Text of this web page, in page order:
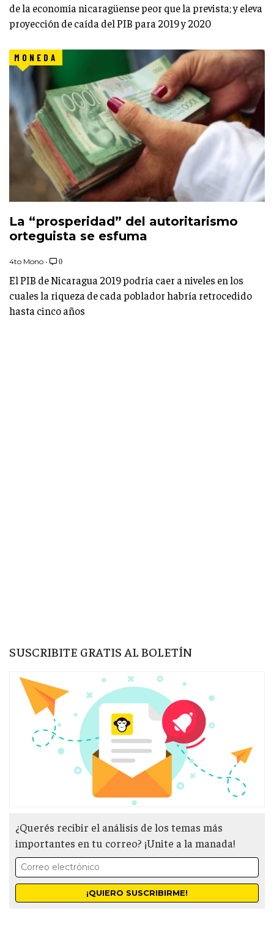
de la economía nicaragüense peor que la prevista; y eleva
proyección de caída del PIB para 2019 y 2020
MONEDA
La “prosperidad” del autoritarismo
orteguista se esfuma
4to Mono • 0
El PIB de Nicaragua 2019 podría caer a niveles en los
cuales la riqueza de cada poblador habría retrocedido
hasta cinco años
SUSCRIBITE GRATIS AL BOLETÍN
¿Querés recibir el análisis de los temas más
importantes en tu correo? ¡Unite a la manada!